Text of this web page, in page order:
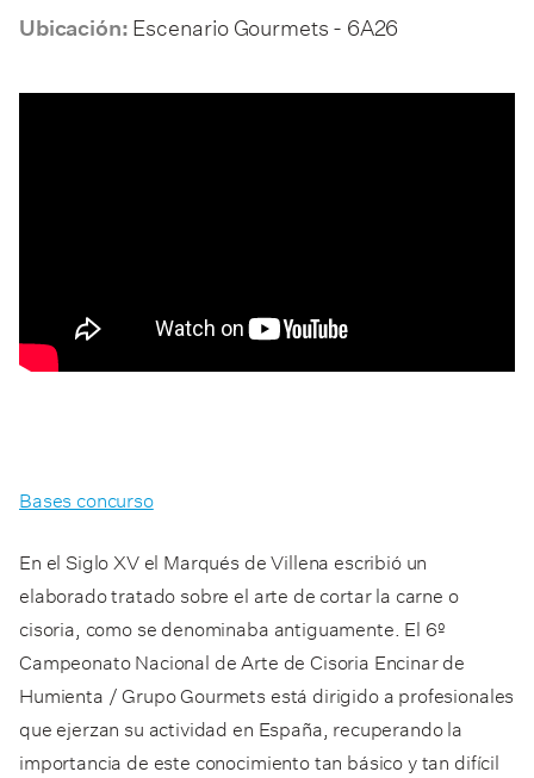
Ubicación: Escenario Gourmets - 6A26
Bases concurso
En el Siglo XV el Marqués de Villena escribió un
elaborado tratado sobre el arte de cortar la carne o
cisoria, como se denominaba antiguamente. El 6º
Campeonato Nacional de Arte de Cisoria Encinar de
Humienta / Grupo Gourmets está dirigido a profesionales
que ejerzan su actividad en España, recuperando la
importancia de este conocimiento tan básico y tan difícil